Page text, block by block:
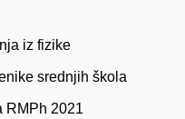
iz fizike
srednjih škola
RMPh 2021